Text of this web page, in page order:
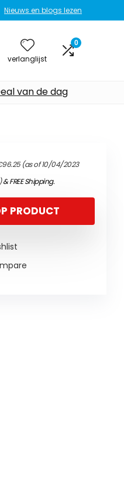
Nieuws en blogs lezen
verlanglijst
0
van de dag
96.25(as of 10/04/2023
&FREE Shipping.
PRODUCT